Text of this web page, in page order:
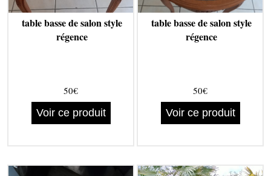
table basse de salon style
régence
50€
Voir ce produit
table basse de salon style
régence
50€
Voir ce produit